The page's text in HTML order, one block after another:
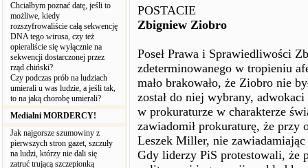
Chciałbym poznać datę, jeśli to
możliwe, kiedy
rozszyfrowaliście całą sekwencję
DNA tego wirusa, czy też
opieraliście się wyłącznie na
sekwencji dostarczonej przez
rząd chiński?
Czy podczas prób na ludziach
umierali u was ludzie, a jeśli tak,
to na jaką chorobę umierali?
Medialni MORDERCY!
Jak najgorsze szumowiny z
pierwszych stron gazet, szczuły
na ludzi, którzy nie dali się
zatruć trującą szczepionką
POSTACIE
Zbigniew Ziobro
Poseł Prawa i Sprawiedliwości
zdeterminowanego w tropieniu
mało brakowało, że Ziobro nie
został do niej wybrany,
w prokuraturze w charakterze
zawiadomił prokuraturę, że przy
Leszek Miller, nie
Gdy liderzy PiS protestowali, że